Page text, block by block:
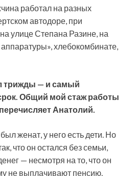
работал на разных
автодоре, при
улице Степана Разине, на
хлебокомбинате,
трижды — и самый
Общий мой стаж работы
Анатолий.
женат, у него есть дети. Но
что он остался без семьи,
— несмотря на то, что он
не выплачивают пенсию.